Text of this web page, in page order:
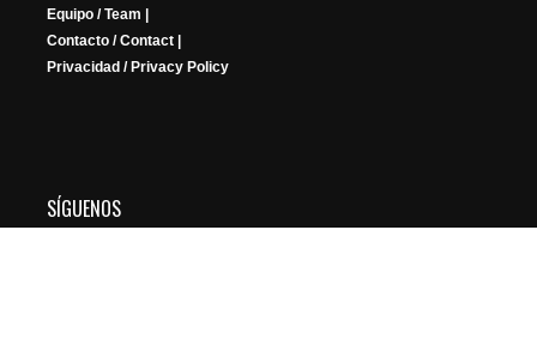
Equipo / Team |
Contacto / Contact |
Privacidad / Privacy Policy
SÍGUENOS